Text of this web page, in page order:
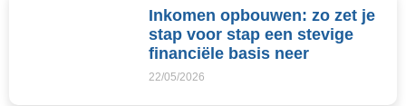
Inkomen opbouwen: zo zet je
stap voor stap een stevige
financiële basis neer
22/05/2026